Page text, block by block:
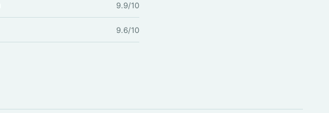
9.9/10
9.6/10